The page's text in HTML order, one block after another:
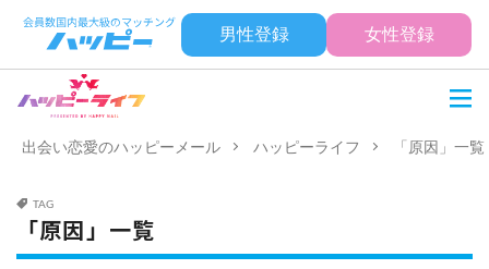
男性登録 女性登録
出会い恋愛のハッピーメール ハッピーライフ 「原因」一覧
TAG
「原因」一覧